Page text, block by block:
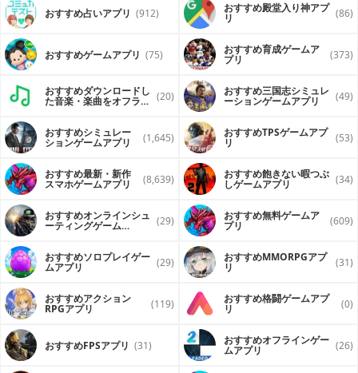
おすすめ占いアプリ (912) おすすめ殿堂入り神アプ
リ (86)
おすすめゲームアプリ (75) おすすめ育成ゲームア
プリ (373)
おすすめダウンロードし
た音楽・楽曲をオフライ (20) おすすめ三国志シミュレ
ーションゲームアプリ (49)
おすすめシミュレー
ションゲームアプリ (1,645) おすすめTPSゲームアプ
リ (53)
おすすめ最新・新作
スマホゲームアプリ (8,639) おすすめ飽きない暇つぶ
しゲームアプリ (34)
おすすめオンラインシュ
ーティングゲーム (29) おすすめ無料ゲームア
プリ (609)
おすすめソロプレイゲー
ムアプリ (29) おすすめ MMORPGアプ
リ (31)
おすすめアクション
RPGアプリ (119) おすすめ格闘ゲームアプ
リ (0)
おすすめFPSアプリ (31) おすすめオフラインゲー
ムアプリ (26)